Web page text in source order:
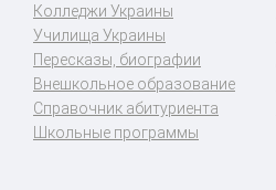
Колледжи Украины
Училища Украины
Пересказы, биографии
Внешкольное образование
Справочник абитуриента
Школьные программы